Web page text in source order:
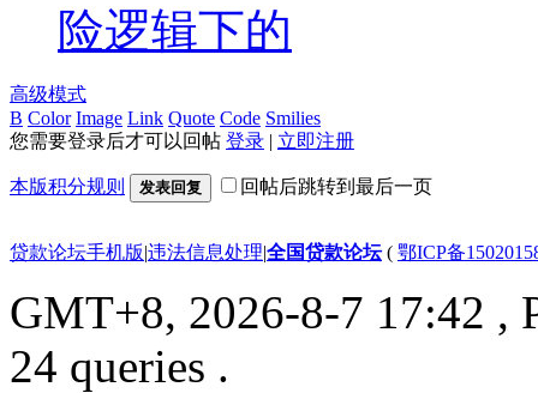
险逻辑下的
高级模式
B Color Image Link Quote Code Smilies
您需要登录后才可以回帖 登录 | 立即注册
本版积分规则 发表回复 回帖后跳转到最后一页
贷款论坛手机版|违法信息处理|全国贷款论坛( 鄂ICP备
GMT+8, 2026-8-7 17:42 ,
24 queries .